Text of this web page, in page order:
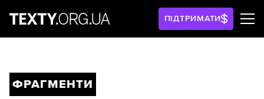
ПІДТРИМАТИ
ФРАГМЕНТИ